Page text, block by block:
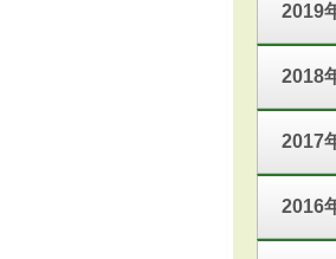
2019
2018
2017
2016